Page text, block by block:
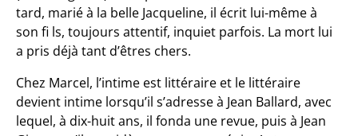
tard, marié à la belle Jacqueline, il écrit lui-même à
son fi ls, toujours attentif, inquiet parfois. La mort lui
a pris déjà tant d’êtres chers.
Chez Marcel, l’intime est littéraire et le littéraire
devient intime lorsqu’il s’adresse à Jean Ballard, avec
lequel, à dix-huit ans, il fonda une revue, puis à Jean